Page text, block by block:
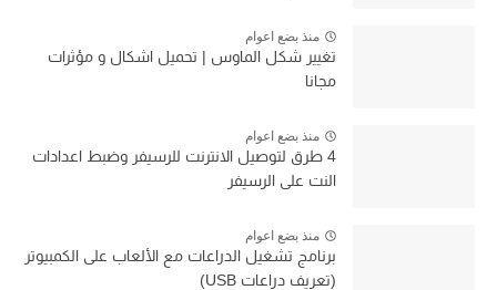
منذ بضع اعوام
تغيير شكل الماوس | تحميل اشكال و مؤثرات
مجانا
منذ بضع اعوام
4 طرق لتوصيل الانترنت للرسيفر وضبط اعدادات
النت على الرسيفر
منذ بضع اعوام
برنامج تشغيل الدراعات مع الألعاب على الكمبيوتر
(تعريف دراعات USB)